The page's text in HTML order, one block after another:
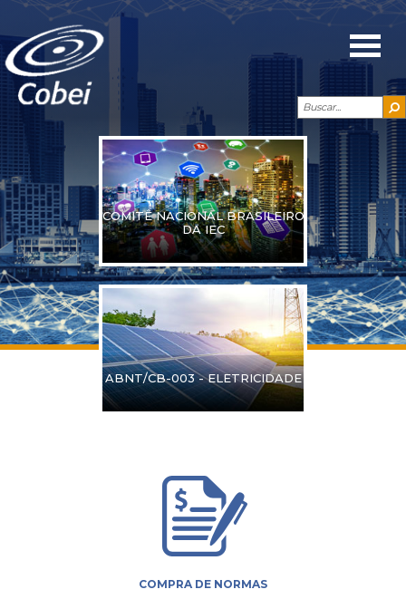
COMITÊ NACIONAL BRASILEIRO
DA IEC
ABNT/CB-003 - ELETRICIDADE
COMPRA DE NORMAS